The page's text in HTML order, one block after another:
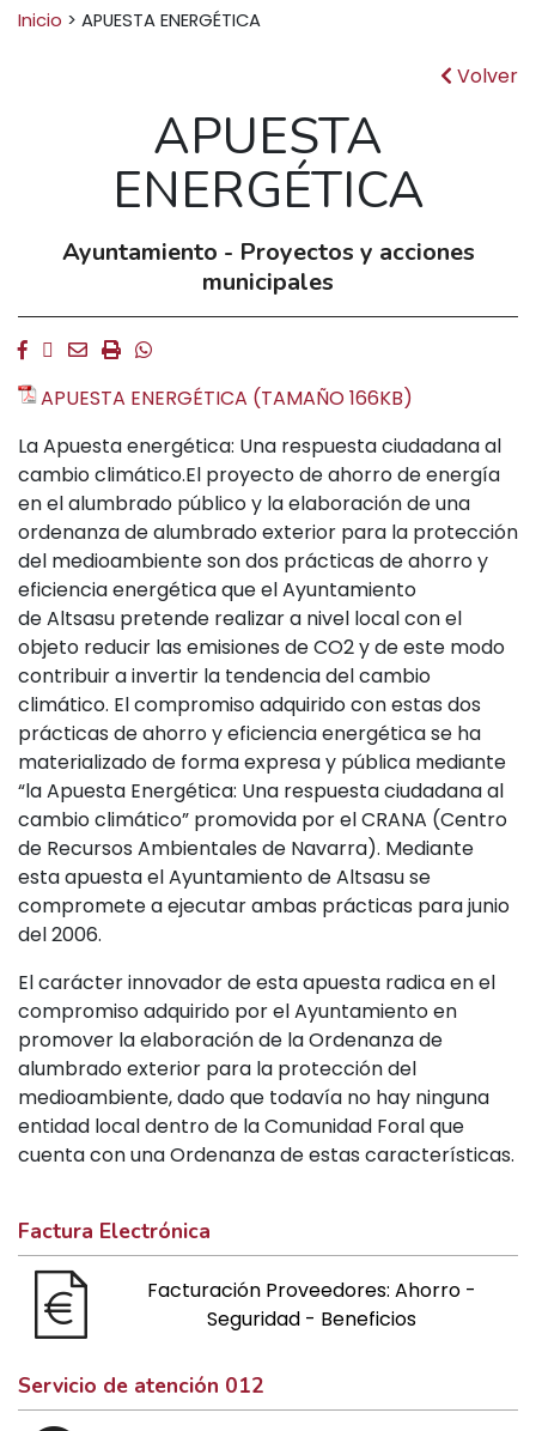
Buscar:
Inicio > APUESTA ENERGÉTICA
Volver
APUESTA
ENERGÉTICA
Ayuntamiento - Proyectos y acciones
municipales
Facebook
Twitter
EmailImprimirWhatsapp
APUESTA ENERGÉTICA (TAMAÑO 166KB)
La Apuesta energética: Una respuesta ciudadana al
cambio climático.El proyecto de ahorro de energía
en el alumbrado público y la elaboración de una
ordenanza de alumbrado exterior para la protección
del medioambiente son dos prácticas de ahorro y
eficiencia energética que el Ayuntamiento
deAltsasu pretende realizar a nivel local con el
objeto reducir las emisiones de CO2 y de este modo
contribuir a invertir la tendencia del cambio
climático. El compromiso adquirido con estas dos
prácticas de ahorro y eficiencia energética se ha
materializado de forma expresa y pública mediante
“la Apuesta Energética: Una respuesta ciudadana al
cambio climático” promovida por el CRANA (Centro
de Recursos Ambientales de Navarra). Mediante
esta apuesta el Ayuntamiento de Altsasu se
compromete a ejecutar ambas prácticas para junio
del 2006.
El carácter innovador de esta apuesta radica en el
compromiso adquirido por el Ayuntamiento en
promover la elaboración de la Ordenanza de
alumbrado exterior para la protección del
medioambiente, dado que todavía no hay ninguna
entidad local dentro de la Comunidad Foral que
cuenta con una Ordenanza de estas características.
Factura Electrónica
Facturación Proveedores: Ahorro -
Seguridad - Beneficios
Servicio de atención 012